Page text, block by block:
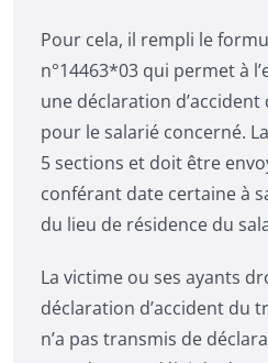
Pour cela, il rempli le
n°14463*03 qui permet à
une déclaration
pour le salarié concerné.
5 sections et doit être
conférant date certaine à
du lieu de résidence du
La victime ou ses ayants
déclaration d’accident du
n’a pas transmis de